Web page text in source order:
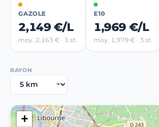
GAZOLE
2,149 €/L
moy. 2,163 € · 3 st.
E10
1,969 €/L
moy. 1,979 € · 3 st.
RAYON
+